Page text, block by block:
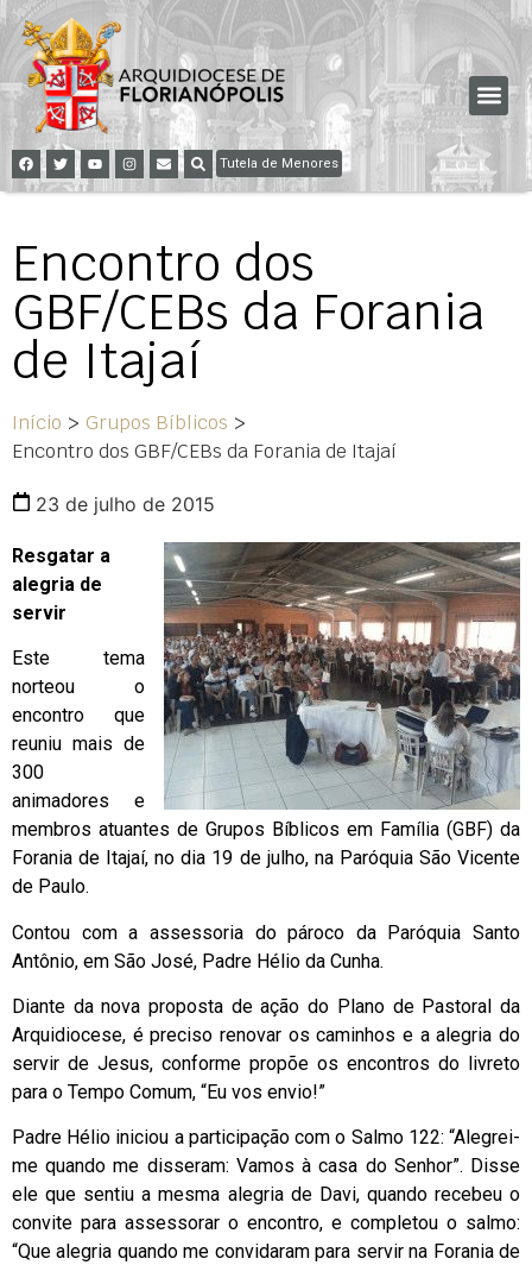
Tutela de Menores
Encontro dos
GBF/CEBs da Forania
de Itajaí
Início > Grupos Bíblicos >
Encontro dos GBF/CEBs da Forania de Itajaí
23 de julho de 2015
Resgatar a
alegria de
servir
Este tema
norteou o
encontro que
reuniu mais de
300
animadores e
membros atuantes de Grupos Bíblicos em Família (GBF) da
Forania de Itajaí, no dia 19 de julho, na Paróquia São Vicente
de Paulo.
Contou com a assessoria do pároco da Paróquia Santo
Antônio, em São José, Padre Hélio da Cunha.
Diante da nova proposta de ação do Plano de Pastoral da
Arquidiocese, é preciso renovar os caminhos e a alegria do
servir de Jesus, conforme propõe os encontros do livreto
para o Tempo Comum, “Eu vos envio!”
Padre Hélio iniciou a participação com o Salmo 122: “Alegrei-
me quando me disseram: Vamos à casa do Senhor”. Disse
ele que sentiu a mesma alegria de Davi, quando recebeu o
convite para assessorar o encontro, e completou o salmo:
“Que alegria quando me convidaram para servir na Forania de